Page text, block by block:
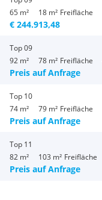
65 m²
18 m² Freifläche
€ 244.913,48
Top 09
92 m²
78 m² Freifläche
Preis auf Anfrage
Top 10
74 m²
79 m² Freifläche
Preis auf Anfrage
Top 11
82 m²
103 m² Freifläche
Preis auf Anfrage